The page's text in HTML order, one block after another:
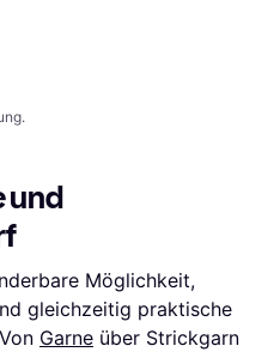
und
Möglichkeit,
gleichzeitig praktische
Garne über Strickgarn